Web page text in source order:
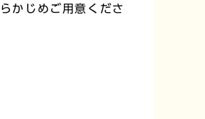
かじめご用意くださ